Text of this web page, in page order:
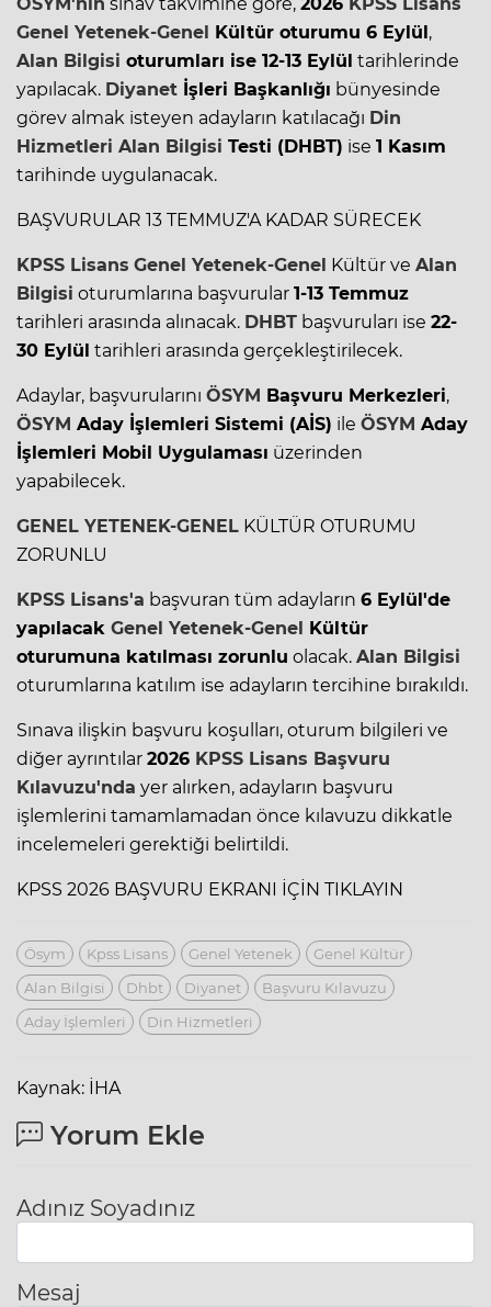
Genel Yetenek-Genel Kültür oturumu 6 Eylül,
Alan Bilgisi oturumları ise 12-13 Eylül tarihlerinde
yapılacak. Diyanet İşleri Başkanlığı bünyesinde
görev almak isteyen adayların katılacağı Din
Hizmetleri Alan Bilgisi Testi (DHBT) ise 1 Kasım
tarihinde uygulanacak.
BAŞVURULAR 13 TEMMUZ'A KADAR SÜRECEK
KPSS Lisans Genel Yetenek-Genel Kültür ve Alan
Bilgisi oturumlarına başvurular 1-13 Temmuz
tarihleri arasında alınacak. DHBT başvuruları ise 22-
30 Eylül tarihleri arasında gerçekleştirilecek.
Adaylar, başvurularını ÖSYM Başvuru Merkezleri,
ÖSYM Aday İşlemleri Sistemi (AİS) ile ÖSYM Aday
İşlemleri Mobil Uygulaması üzerinden
yapabilecek.
GENEL YETENEK-GENEL KÜLTÜR OTURUMU
ZORUNLU
KPSS Lisans'a başvuran tüm adayların 6 Eylül'de
yapılacak Genel Yetenek-Genel Kültür
oturumuna katılması zorunlu olacak. Alan Bilgisi
oturumlarına katılım ise adayların tercihine bırakıldı.
Sınava ilişkin başvuru koşulları, oturum bilgileri ve
diğer ayrıntılar 2026 KPSS Lisans Başvuru
Kılavuzu'nda yer alırken, adayların başvuru
işlemlerini tamamlamadan önce kılavuzu dikkatle
incelemeleri gerektiği belirtildi.
KPSS 2026 BAŞVURU EKRANI İÇİN TIKLAYIN
Ösym Kpss Lisans Genel Yetenek
Genel Kültür
Alan Bilgisi
Dhbt Diyanet
Başvuru Kılavuzu
Aday İşlemleri
Din Hizmetleri
Kaynak: İHA
Yorum Ekle
Adınız Soyadınız
Mesaj